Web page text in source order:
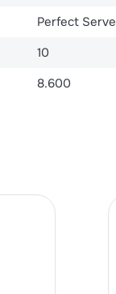
Perfect Serve
10
8.600